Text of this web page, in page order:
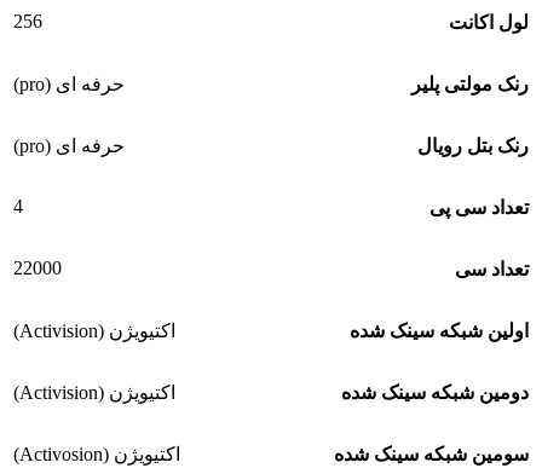
لول اکانت 256
رنک مولتی پلیر حرفه ای (pro)
رنک بتل رویال حرفه ای (pro)
تعداد سی پی 4
تعداد سی 22000
اولین شبکه سینک شده اکتیویژن (Activision)
دومین شبکه سینک شده اکتیویژن (Activision)
سومین شبکه سینک شده اکتیویژن (Activosion)